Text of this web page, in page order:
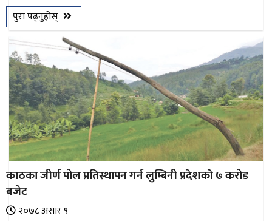
पुरा पढ्नुहोस्
काठका जीर्ण पोल प्रतिस्थापन गर्न लुम्बिनी प्रदेशकाे ७ करोड
बजेट
२०७८ असार ९